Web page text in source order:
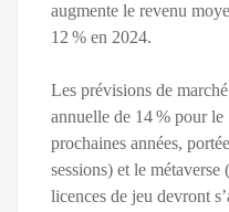
augmente le revenu
12 % en 2024.
Les prévisions de
annuelle de 14 % pour
prochaines années,
sessions) et le
licences de jeu devront